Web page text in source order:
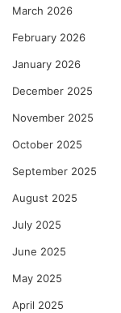
March 2026
February 2026
January 2026
December 2025
November 2025
October 2025
September 2025
August 2025
July 2025
June 2025
May 2025
April 2025